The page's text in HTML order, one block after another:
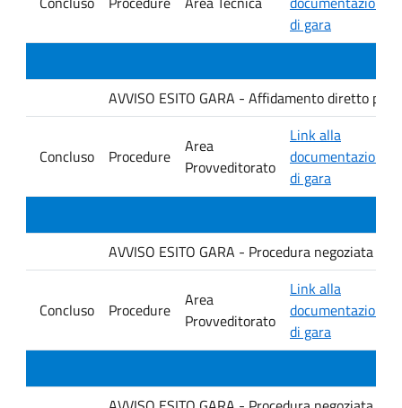
di gara
AVVISO ESITO GARA - Affidamento diretto
Concluso Procedure
Area
Provveditorato
Link alla
documentazione
di gara
AVVISO ESITO GARA - Procedura negoziata
Concluso Procedure
Area
Provveditorato
Link alla
documentazione
di gara